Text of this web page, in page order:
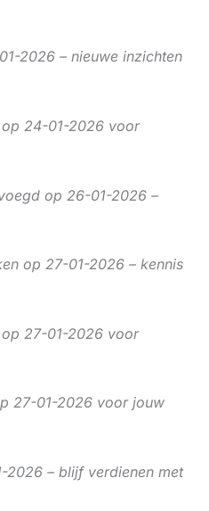
2026 – nieuwe inzichten
24-01-2026 voor
op 26-01-2026 –
op 27-01-2026 – kennis
27-01-2026 voor
27-01-2026 voor jouw
2026 – blijf verdienen met